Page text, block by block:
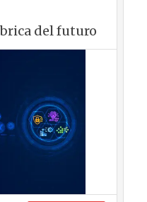
del futuro